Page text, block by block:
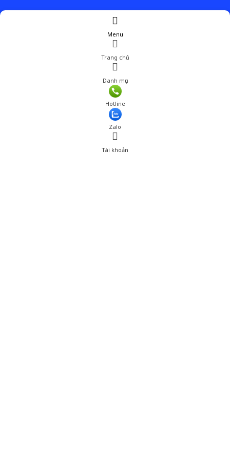
Menu
Trang chủ
Danh mục
Hotline
Zalo
Tài khoản